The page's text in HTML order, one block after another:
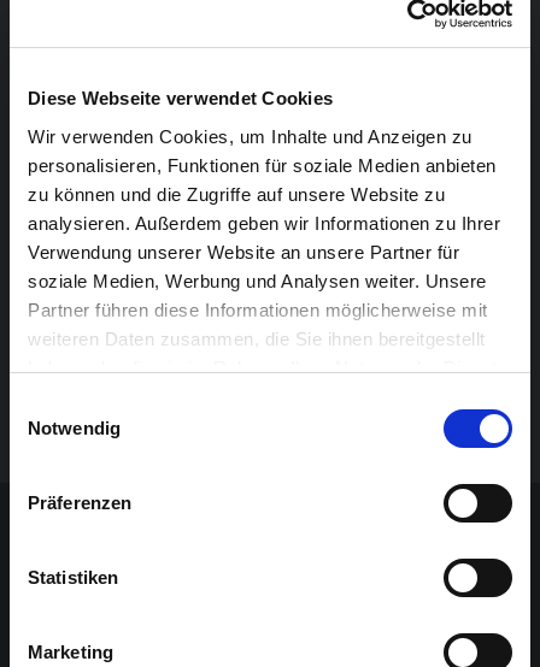
Diese Webseite verwendet Cookies
Wir verwenden Cookies, um Inhalte und Anzeigen zu
personalisieren, Funktionen für soziale Medien anbieten
zu können und die Zugriffe auf unsere Website zu
analysieren. Außerdem geben wir Informationen zu Ihrer
Verwendung unserer Website an unsere Partner für
soziale Medien, Werbung und Analysen weiter. Unsere
Partner führen diese Informationen möglicherweise mit
weiteren Daten zusammen, die Sie ihnen bereitgestellt
haben oder die sie im Rahmen Ihrer Nutzung der Dienste
Notwendig
Präferenzen
Statistiken
Marketing
aber auch von der Gleichgültigkeit, Oberflächlichkeit
und teilweise von der Verrohung ihrer Mitschüler. Nur
Freundinnen denn da?“ ihre Hilfe an.
Text: Andreas Galk
Spiel: Lina Kirch, Anna Lux, Manuela Schlenter, Marie
Kreutz, Nahla Keutgen, Elisa Sharipova, Sabrina
Laschet, Mathys Champenois, Mauranne Wintgens,
Naomie Puatie, Bjarne Kischka, Arbër Jashari
Regie: Jörg Lentzen
Plakat ansehen